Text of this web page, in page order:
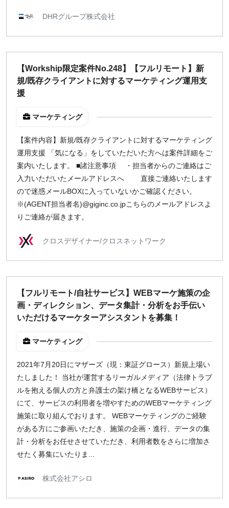
DHRグループ株式会社
【Workship限定案件No.248】【フルリモート】新
規/既存クライアントに対するマーケティング運用支
援
マーケティング
【案件内容】新規/既存クライアントに対するマーケティング
運用支援 「気になる」をしていただいた方へは案件詳細をご
案内いたします。 ■諸注意事項 ・担当者からのご連絡はご
入力いただいたメールアドレスへ 直接ご連絡いたします
ので迷惑メールBOXに入っていないかご確認ください。
※(AGENT担当者名)@giginc.co.jpこちらのメールアドレスよ
りご連絡が届きます。
クロスデザイナー/クロスネットワーク
【フルリモート/自社サービス】WEBマーケ施策の企
画・ディレクション、データ集計・分析をお手伝い
いただけるマーケターアシスタントを募集！
マーケティング
2021年7月20日にマザーズ（現：東証グロース）新規上場い
たしました！ 当社が運営するリーガルメディア（法律トラブ
ルを抱える個人の方と弁護士の架け橋となるWEBサービス）
にて、サービスの利用者を増やすためのWEBマーケティング
施策に取り組んでおります。 WEBマーケティングのご経験
がある方にご参画いただき、施策の企画・進行、データの集
計・分析をお任せさせていただき、利用者数をさらに増加さ
せたく募集にいたりま...
株式会社アシロ